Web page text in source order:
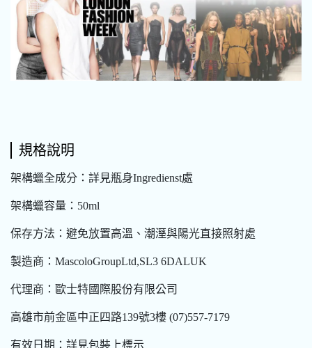
規格說明
架構蠟全成分：詳見瓶身Ingredienst處
架構蠟容量：50ml
保存方法：避免放置高溫、潮溼與陽光直接照射處
製造商：MascoloGroupLtd,SL3 6DALUK
代理商：歐士特國際股份有限公司
高雄市前金區中正四路139號3樓 (07)557-7179
有效日期：詳見包裝上標示